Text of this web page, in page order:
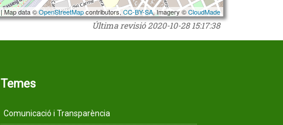
| Map data ©OpenStreetMapcontributors,CC-BY-SA, Imagery ©CloudMade
Última revisió2020-10-28 15:17:38
Temes
Comunicació i Transparència